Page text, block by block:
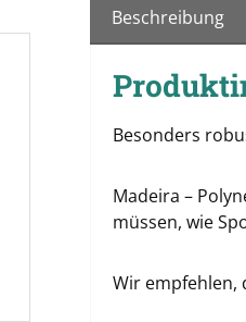
Beschreibung
Besonders
Madeira –
müssen, wie
Wir empfehlen,